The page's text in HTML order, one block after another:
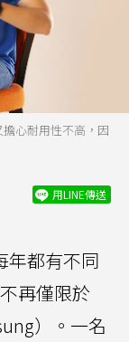
心耐用性不高，因
用LINE傳送
年都有不同
再僅限於
）。一名